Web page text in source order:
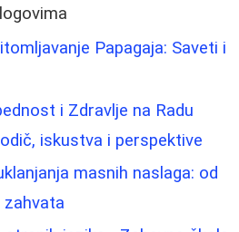
Papagaja: Saveti i
i Zdravlje na Radu
iskustva i perspektive
masnih naslaga: od